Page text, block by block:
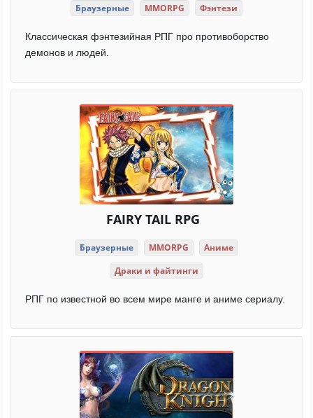
Браузерные MMORPG Фэнтези
Классическая фэнтезийная РПГ про противоборство
демонов и людей.
FAIRY TAIL RPG
Браузерные MMORPG
Аниме
Драки и файтинги
РПГ по известной во всем мире манге и аниме сериалу.